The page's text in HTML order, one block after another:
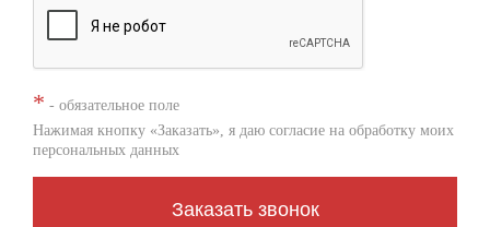
* - обязательное поле
Нажимая кнопку «Заказать», я даю согласие на обработку моих
персональных данных
Заказать звонок